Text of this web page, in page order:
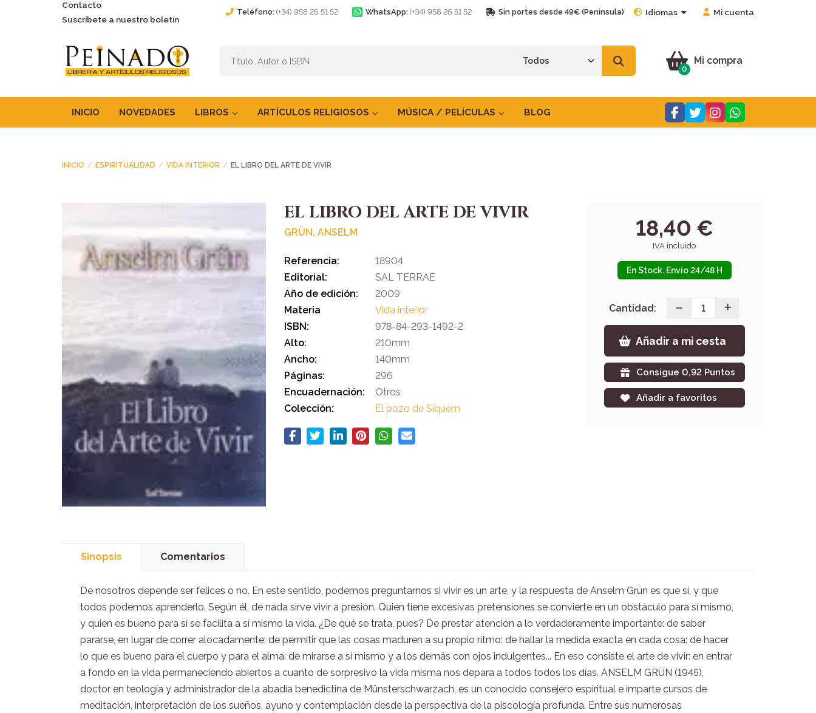
Contacto
Suscríbete a nuestro boletín
Teléfono: (+34) 958 26 51 52 WhatsApp: (+34) 958 26 51 52 Sin portes desde 49€ (Peninsula) Idiomas Mi cuenta
Mi compra
0
INICIO NOVEDADES LIBROS ARTÍCULOS RELIGIOSOS MÚSICA / PELÍCULAS BLOG
INICIO ESPIRITUALIDAD VIDA INTERIOR EL LIBRO DEL ARTE DE VIVIR
EL LIBRO DEL ARTE DE VIVIR
GRÜN, ANSELM
Referencia:
18904
Editorial:
SAL TERRAE
Año de edición:
2009
Materia
Vida interior
ISBN:
978-84-293-1492-2
Alto:
210mm
Ancho:
140mm
Páginas:
296
Encuadernación:
Otros
Colección:
El pozo de Siquem
18,40 €
IVA incluido
En Stock. Envío 24/48 H
Cantidad:
Añadir a mi cesta
Consigue 0,92 Puntos
Añadir a favoritos
Sinopsis Comentarios
De nosotros depende ser felices o no. En este sentido, podemos preguntarnos si vivir es un arte, y la respuesta de Anselm Grün es que sí, y que
todos podemos aprenderlo. Según él, de nada sirve vivir a presión. Quien tiene excesivas pretensiones se convierte en un obstáculo para sí mismo,
y quien es bueno para sí se facilita a sí mismo la vida. ¿De qué se trata, pues? De prestar atención a lo verdaderamente importante: de saber
pararse, en lugar de correr alocadamente: de permitir que las cosas maduren a su propio ritmo: de hallar la medida exacta en cada cosa: de hacer
lo que es bueno para el cuerpo y para el alma: de mirarse a sí mismo y a los demás con ojos indulgentes... En eso consiste el arte de vivir: en entrar
a fondo en la vida permaneciendo abiertos a cuanto de sorpresivo la vida misma nos depara a todos todos los días. ANSELM GRÜN (1945),
doctor en teología y administrador de la abadía benedictina de Münsterschwarzach, es un conocido consejero espiritual e imparte cursos de
meditación, interpretación de los sueños, ayuno y contemplación desde la perspectiva de la piscología profunda. Entre sus numerosas